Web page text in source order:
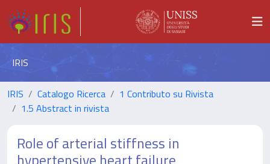
IRIS
IRIS Catalogo Ricerca
1 Contributo su Rivista
1.5 Abstract in rivista
Role of arterial stiffness in